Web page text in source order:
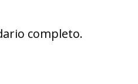
completo.